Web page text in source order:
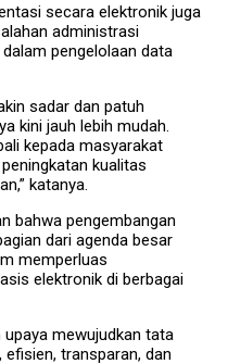
secara elektronik juga
administrasi
pengelolaan data
sadar dan patuh
kini jauh lebih mudah.
kepada masyarakat
kualitas
katanya.
bahwa pengembangan
dari agenda besar
memperluas
elektronik di berbagai
mewujudkan tata
transparan, dan